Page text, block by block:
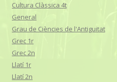
Cultura Clàssica 4t
General
Grau de Ciències de l'Antiguitat
Grec 1r
Grec 2n
Llatí 1r
Llatí 2n